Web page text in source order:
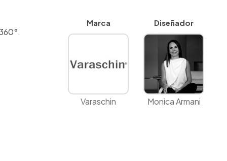
Marca
Varaschin
Diseñador
Monica Armani